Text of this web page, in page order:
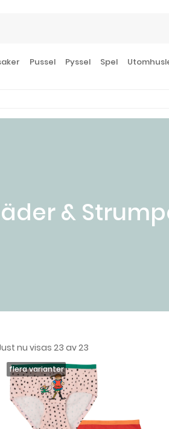
Pussel Pyssel Spel
&
nu visas 23 av 23